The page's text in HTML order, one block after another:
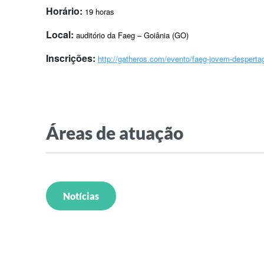
Horário: 19 horas
Local: auditório da Faeg – Goiânia (GO)
Inscrições: http://gatheros.com/evento/faeg-jovem-
Áreas de atuação
Notícias